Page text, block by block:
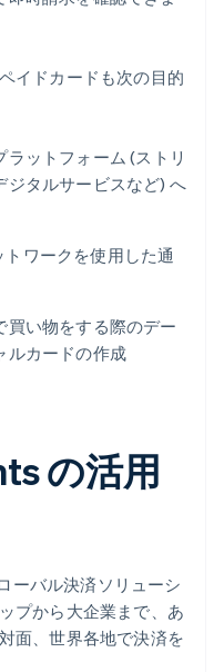
イドカードも次の目的
ットフォーム (ストリ
ジタルサービスなど) へ
ワークを使用した通
い物をする際のデー
ルカードの作成
の活用
ーバル決済ソリューシ
プから大企業まで、あ
面、世界各地で決済を